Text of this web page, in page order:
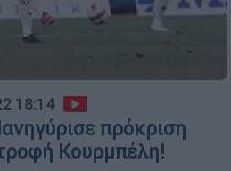
18:14
πρόκριση
Κουρμπέλη!